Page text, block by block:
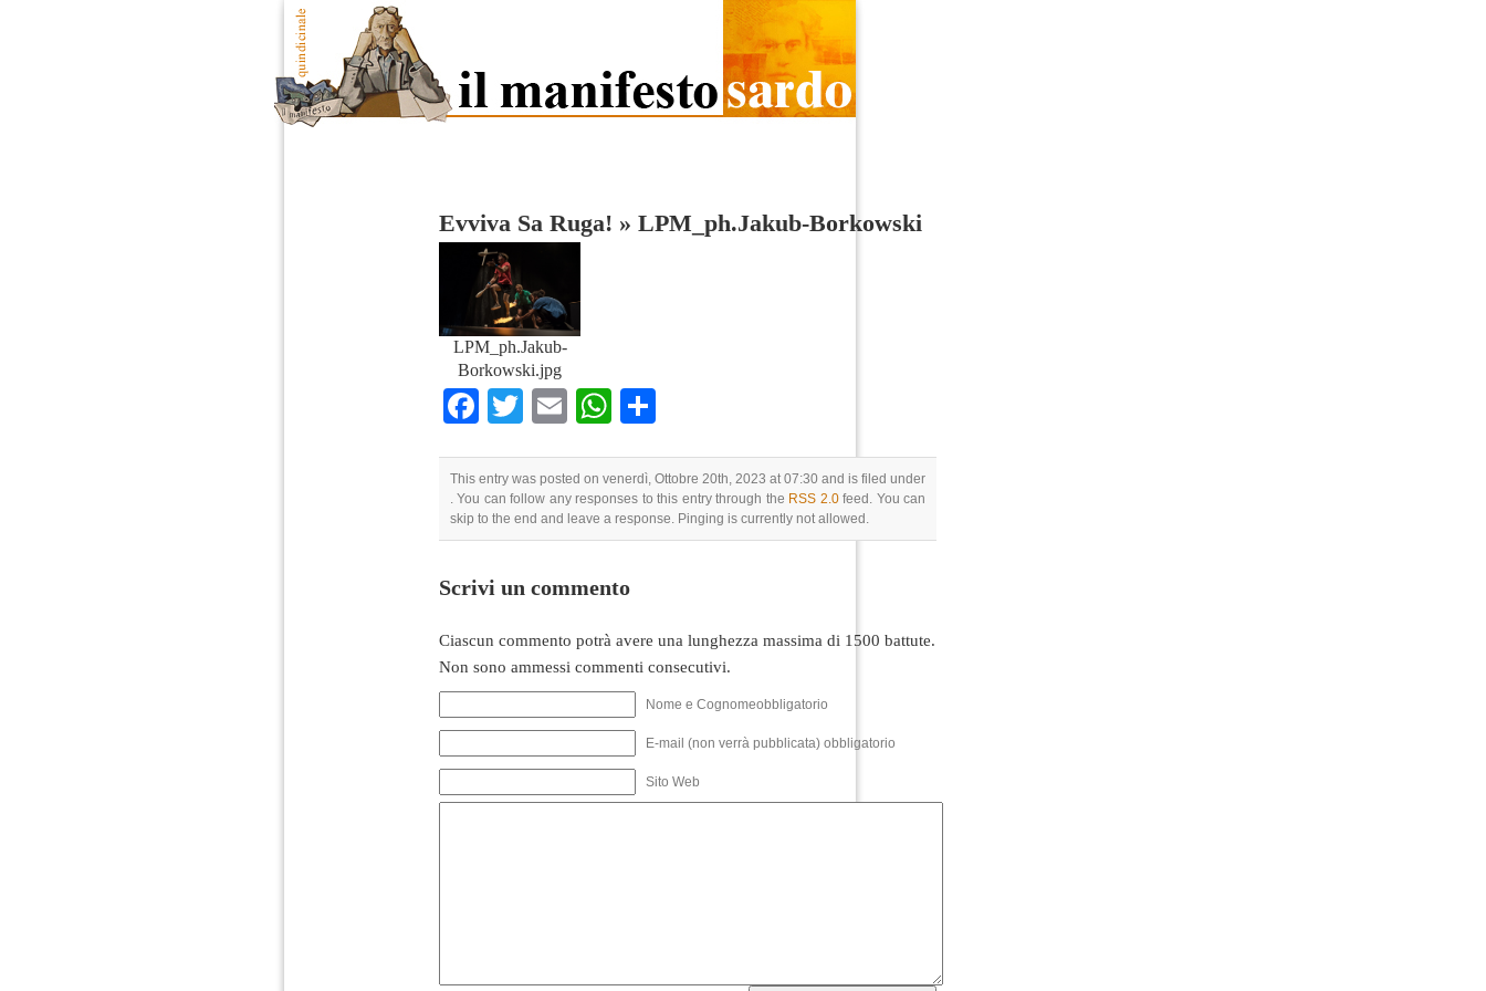
Evviva Sa Ruga! » LPM_ph.Jakub-Borkowski
LPM_ph.Jakub-
Borkowski.jpg
Facebook
TwitterEmailWhatsApp
This entry was posted on venerdì, Ottobre 20th, 2023 at 07:30 and is filed under
. You can follow any responses to this entry through the RSS 2.0feed. You can
skip to the end and leave a response. Pinging is currently not allowed.
Scrivi un commento
Ciascun commento potrà avere una lunghezza massima di 1500 battute.
Non sono ammessi commenti consecutivi.
Nome e Cognomeobbligatorio
E-mail (non verrà pubblicata) obbligatorio
Sito Web